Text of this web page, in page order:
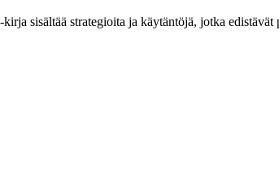
sisältää strategioita ja käytäntöjä, jotka